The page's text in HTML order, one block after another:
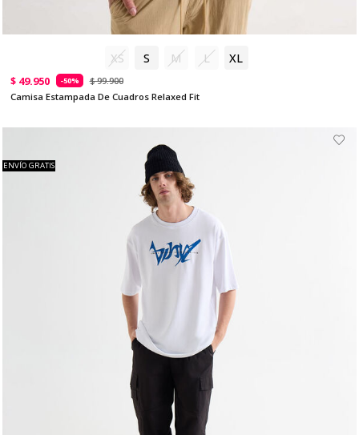
XS S M L XL
$ 49.950 -50%
$ 99.900
Camisa Estampada De Cuadros Relaxed Fit
ENVÍO GRATIS